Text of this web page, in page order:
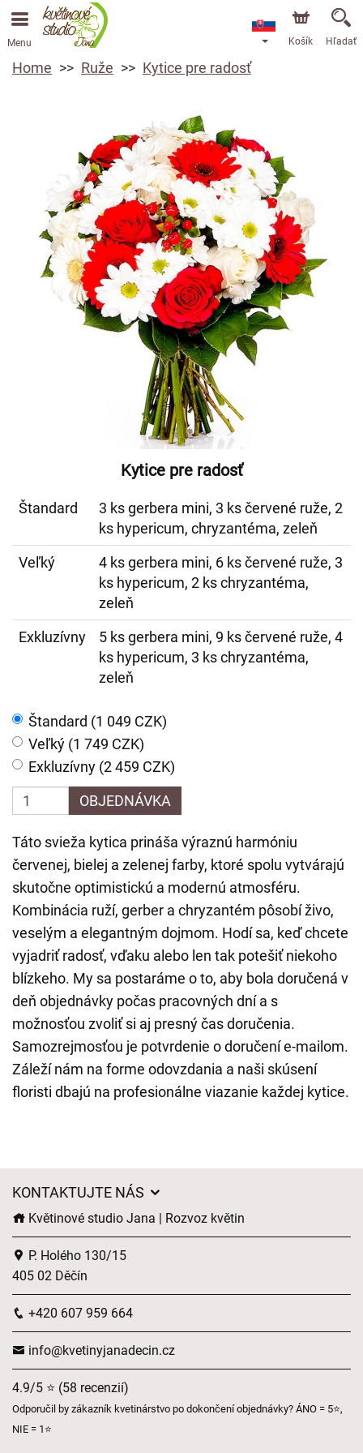
Menu Košík Hľadať
Home Ruže Kytice pre radosť
Kytice pre radosť
Štandard
3 ks gerbera mini, 3 ks červené ruže, 2
ks hypericum, chryzantéma, zeleň
Veľký
4 ks gerbera mini, 6 ks červené ruže, 3
ks hypericum, 2 ks chryzantéma,
zeleň
Exkluzívny
5 ks gerbera mini, 9 ks červené ruže, 4
ks hypericum, 3 ks chryzantéma,
zeleň
Štandard (1 049 CZK)
Veľký (1 749 CZK)
Exkluzívny (2 459 CZK)
OBJEDNÁVKA
Táto svieža kytica prináša výraznú harmóniu
červenej, bielej a zelenej farby, ktoré spolu vytvárajú
skutočne optimistickú a modernú atmosféru.
Kombinácia ruží, gerber a chryzantém pôsobí živo,
veselým a elegantným dojmom. Hodí sa, keď chcete
vyjadriť radosť, vďaku alebo len tak potešiť niekoho
blízkeho. My sa postaráme o to, aby bola doručená v
deň objednávky počas pracovných dní a s
možnosťou zvoliť si aj presný čas doručenia.
Samozrejmosťou je potvrdenie o doručení e-mailom.
Záleží nám na forme odovzdania a naši skúsení
floristi dbajú na profesionálne viazanie každej kytice.
KONTAKTUJTE NÁS
Květinové studio Jana | Rozvoz květin
P. Holého 130/15
405 02 Děčín
+420 607 959 664
info@kvetinyjanadecin.cz
4.9/5 ⭐ (58 recenzií)
Odporučil by zákazník kvetinárstvo po dokončení objednávky? ÁNO = 5⭐,
NIE = 1⭐